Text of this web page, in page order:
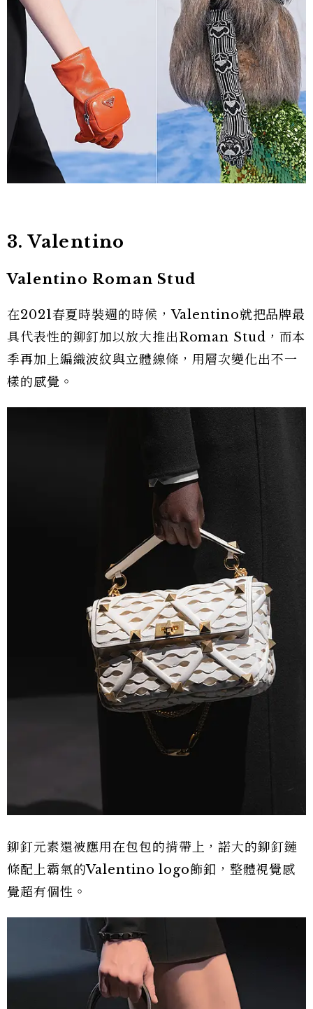
3. Valentino
Valentino Roman Stud
在2021春夏時裝週的時候，Valentino就把品牌最
具代表性的鉚釘加以放大推出Roman Stud，而本
季再加上編織波紋與立體線條，用層次變化出不一
樣的感覺。
鉚釘元素還被應用在包包的揹帶上，諾大的鉚釘鏈
條配上霸氣的Valentino logo飾釦，整體視覺感
覺超有個性。